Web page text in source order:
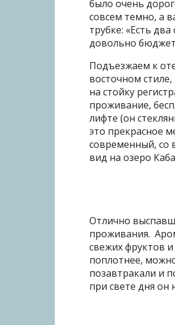
было очень
совсем темно, а
трубке: «Есть
довольно
Подъезжаем к
восточном
на стойку
проживание,
лифте (он
это прекрасное
современный, со
вид на озеро
Отлично
проживания.
свежих фруктов
поплотнее,
позавтракали и
при свете дня он